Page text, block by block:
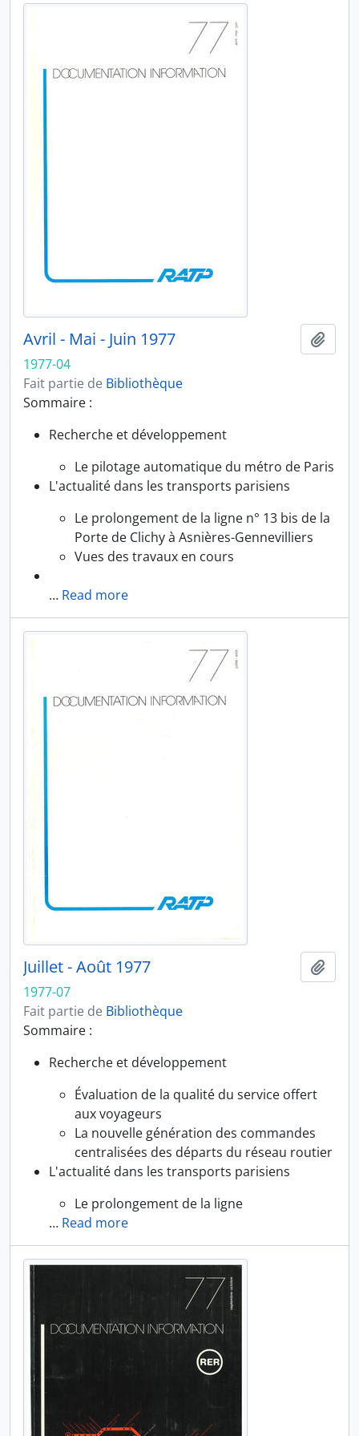
Avril - Mai - Juin 1977
1977-04
Fait partie de Bibliothèque
Sommaire :
Recherche et développement
Le pilotage automatique du métro de Paris
L'actualité dans les transports parisiens
Le prolongement de la ligne n° 13 bis de la
Porte de Clichy à Asnières-Gennevilliers
Vues des travaux en cours
… Read more
Juillet - Août 1977
1977-07
Fait partie de Bibliothèque
Sommaire :
Recherche et développement
Évaluation de la qualité du service offert
aux voyageurs
La nouvelle génération des commandes
centralisées des départs du réseau routier
L'actualité dans les transports parisiens
Le prolongement de la ligne
… Read more